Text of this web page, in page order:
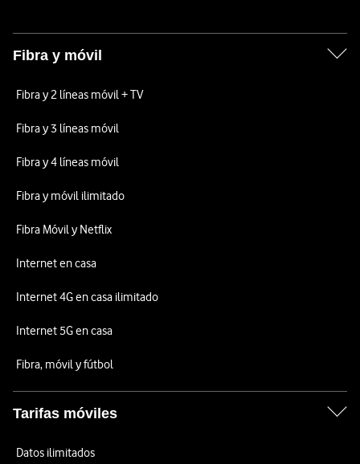
Fibra y móvil
Fibra y 2 líneas móvil + TV
Fibra y 3 líneas móvil
Fibra y 4 líneas móvil
Fibra y móvil ilimitado
Fibra Móvil y Netflix
Internet en casa
Internet 4G en casa ilimitado
Internet 5G en casa
Fibra, móvil y fútbol
Tarifas móviles
Datos ilimitados